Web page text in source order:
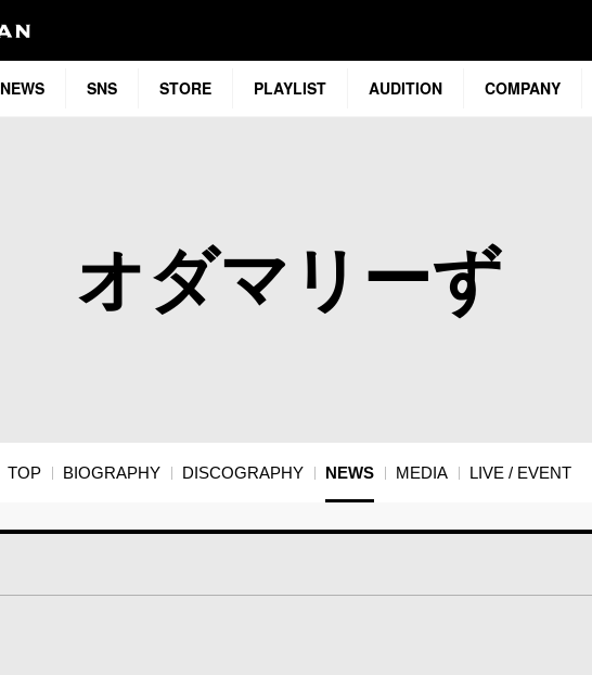
NEWS SNS STORE PLAYLIST AUDITION COMPANY
オダマリーず
TOP BIOGRAPHY DISCOGRAPHY NEWS MEDIA LIVE / EVENT